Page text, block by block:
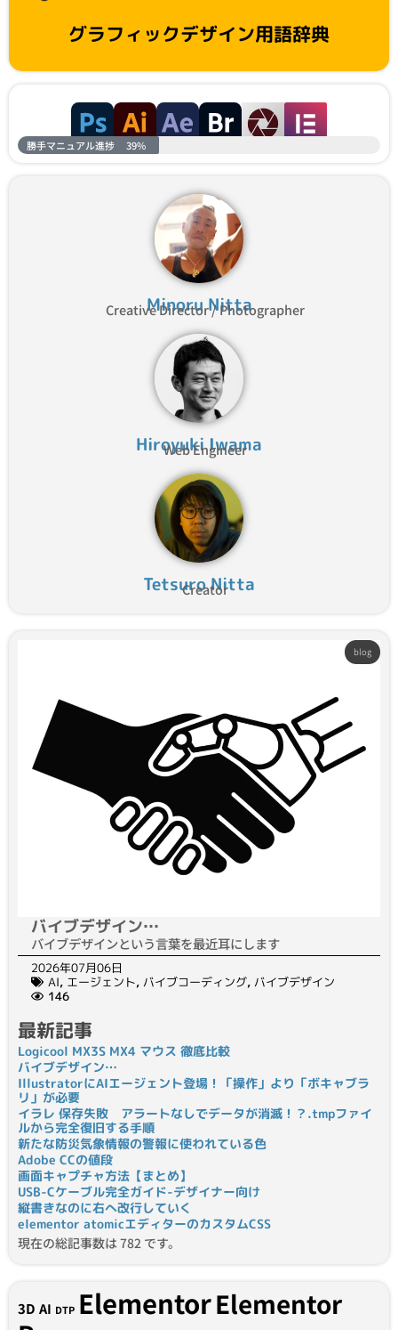
グラフィックデザイン用語辞典
勝手マニュアル進捗 39%
Minoru Nitta
Creative Director / Photographer
Hiroyuki Iwama
Web Engineer
Tetsuro Nitta
Creator
blog
バイブデザイン…
バイブデザインという言葉を最近耳にします
2026年07月06日
AI, エージェント, バイブコーディング, バイブデザイン
146
最新記事
Logicool MX3S MX4 マウス 徹底比較
バイブデザイン…
IllustratorにAIエージェント登場！「操作」より「ボキャブラ
リ」が必要
イラレ 保存失敗 アラートなしでデータが消滅！？.tmpファイ
ルから完全復旧する手順
新たな防災気象情報の警報に使われている色
Adobe CCの値段
画面キャプチャ方法【まとめ】
USB-Cケーブル完全ガイド-デザイナー向け
縦書きなのに右へ改行していく
elementor atomicエディターのカスタムCSS
現在の総記事数は 782 です。
3D AI DTP ElementorElementor